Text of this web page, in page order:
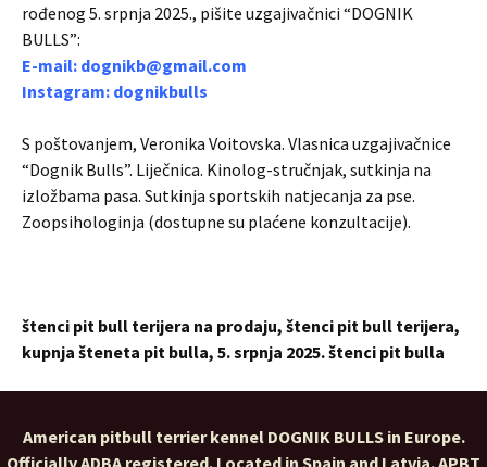
rođenog 5. srpnja 2025., pišite uzgajivačnici “DOGNIK
BULLS”:
E-mail: dognikb@gmail.com
Instagram: dognikbulls
S poštovanjem, Veronika Voitovska. Vlasnica uzgajivačnice
“Dognik Bulls”. Liječnica. Kinolog-stručnjak, sutkinja na
izložbama pasa. Sutkinja sportskih natjecanja za pse.
Zoopsihologinja (dostupne su plaćene konzultacije).
štenci pit bull terijera na prodaju, štenci pit bull terijera,
kupnja šteneta pit bulla, 5. srpnja 2025. štenci pit bulla
American pitbull terrier kennel DOGNIK BULLS in Europe.
Officially ADBA registered. Located in Spain and Latvia. APBT